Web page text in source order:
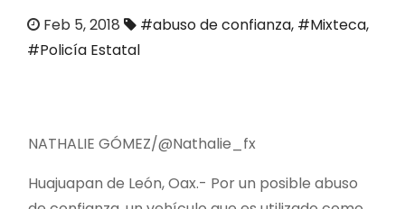
Feb 5, 2018 #abuso de confianza, #Mixteca,
#Policía Estatal
NATHALIE GÓMEZ/@Nathalie_fx
Huajuapan de León, Oax.- Por un posible abuso